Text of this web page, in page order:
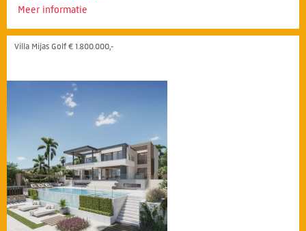
Meer informatie
Villa Mijas Golf € 1.800.000,-